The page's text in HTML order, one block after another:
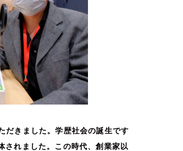
だきました。学歴社会の誕生です
されました。この時代、創業家以